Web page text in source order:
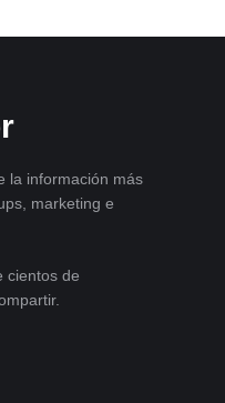
la información más
marketing e
cientos de